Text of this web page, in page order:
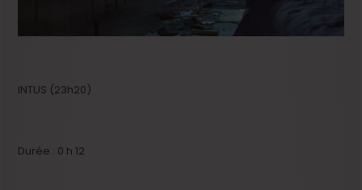
INTUS (23h20)
Durée : 0 h 12